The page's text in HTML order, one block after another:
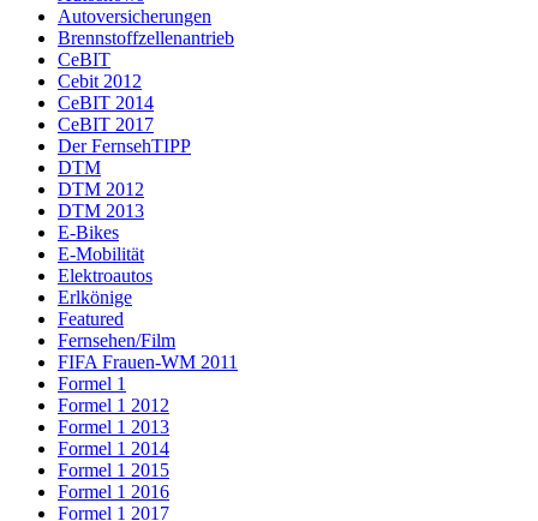
Autoversicherungen
Brennstoffzellenantrieb
CeBIT
Cebit 2012
CeBIT 2014
CeBIT 2017
Der FernsehTIPP
DTM
DTM 2012
DTM 2013
E-Bikes
E-Mobilität
Elektroautos
Erlkönige
Featured
Fernsehen/Film
FIFA Frauen-WM 2011
Formel 1
Formel 1 2012
Formel 1 2013
Formel 1 2014
Formel 1 2015
Formel 1 2016
Formel 1 2017